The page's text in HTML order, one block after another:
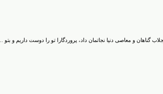
و معاصی دنیا نجاتمان داد، پروردگارا تو را دوست داریم و بتو …